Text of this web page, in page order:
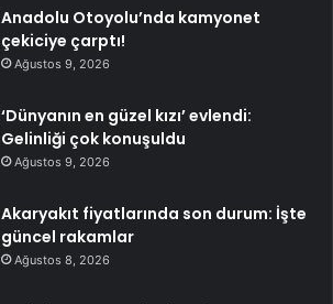
Anadolu Otoyolu’nda kamyonet
çekiciye çarptı!
Ağustos 9, 2026
‘Dünyanın en güzel kızı’ evlendi:
Gelinliği çok konuşuldu
Ağustos 9, 2026
Akaryakıt fiyatlarında son durum: İşte
güncel rakamlar
Ağustos 8, 2026